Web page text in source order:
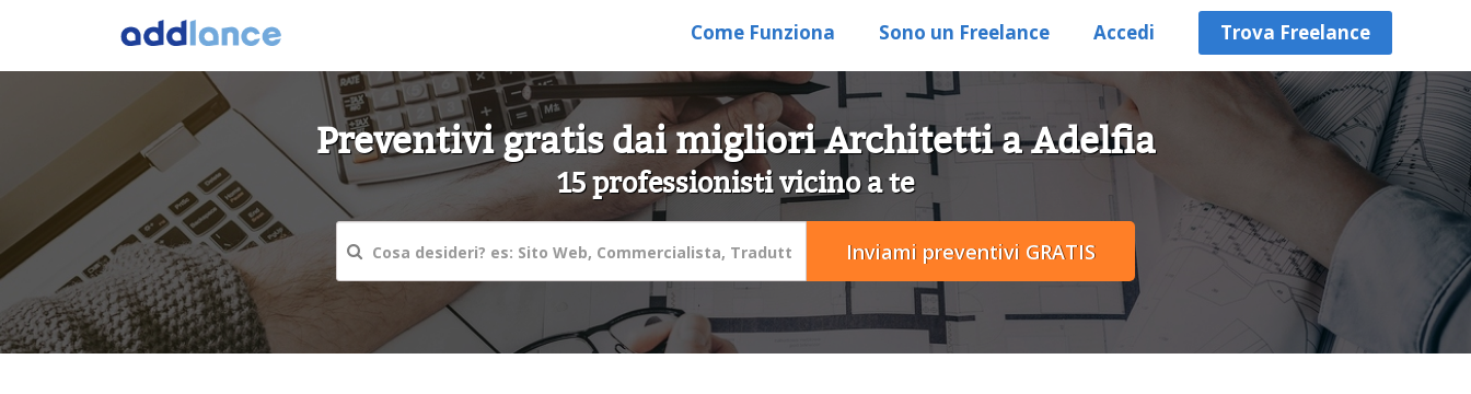
Come Funziona Sono un Freelance Accedi Trova Freelance
Preventivi gratis dai migliori Architetti a Adelfia
15 professionisti vicino a te